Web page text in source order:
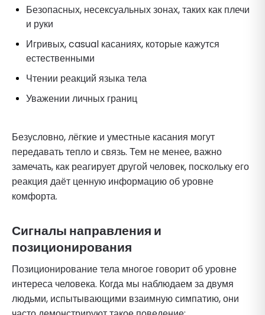
Безопасных, несексуальных зонах, таких как плечи
и руки
Игривых, casual касаниях, которые кажутся
естественными
Чтении реакций языка тела
Уважении личных границ
Безусловно, лёгкие и уместные касания могут
передавать тепло и связь. Тем не менее, важно
замечать, как реагирует другой человек, поскольку его
реакция даёт ценную информацию об уровне
комфорта.
Сигналы направления и
позиционирования
Позиционирование тела многое говорит об уровне
интереса человека. Когда мы наблюдаем за двумя
людьми, испытывающими взаимную симпатию, они